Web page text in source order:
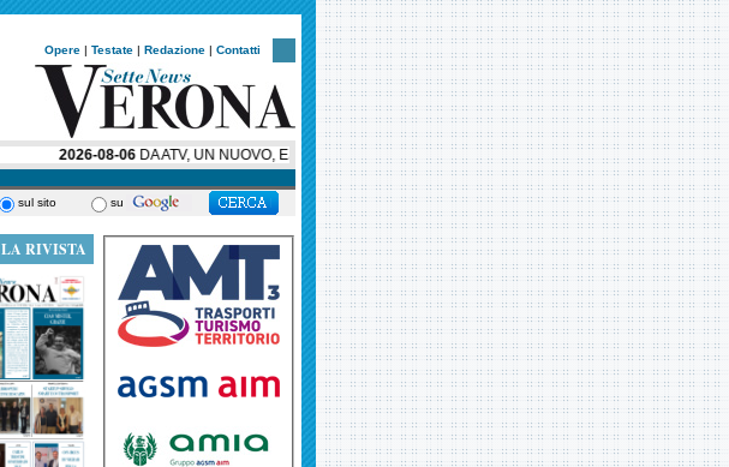
Opere | Testate | Redazione | Contatti
2026-08-06DA ATV, UN NUOVO, ESCLUSIVO, SUPER BUS PER HELLAS VERONA, AMBASCIATORE
sul sito su
LA RIVISTA